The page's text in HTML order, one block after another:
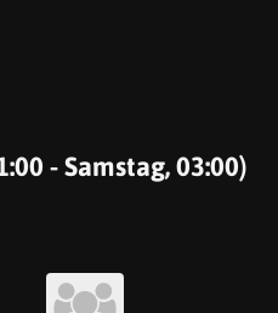
- Samstag, 03:00)